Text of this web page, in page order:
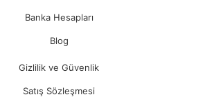
Banka Hesapları
Blog
Gizlilik ve Güvenlik
Satış Sözleşmesi